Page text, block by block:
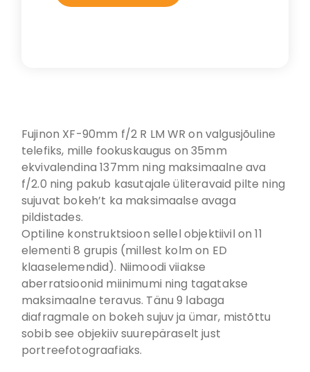
Fujinon XF-90mm f/2 R LM WR on valgusjõuline
telefiks, mille fookuskaugus on 35mm
ekvivalendina 137mm ning maksimaalne ava
f/2.0 ning pakub kasutajale üliteravaid pilte ning
sujuvat bokeh’t ka maksimaalse avaga
pildistades.
Optiline konstruktsioon sellel objektiivil on 11
elementi 8 grupis (millest kolm on ED
klaaselemendid). Niimoodi viiakse
aberratsioonid miinimumi ning tagatakse
maksimaalne teravus. Tänu 9 labaga
diafragmale on bokeh sujuv ja ümar, mistõttu
sobib see objekiiv suurepäraselt just
portreefotograafiaks.